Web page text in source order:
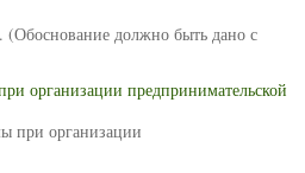
(Обоснование должно быть дано с
организации предпринимательской
при организации